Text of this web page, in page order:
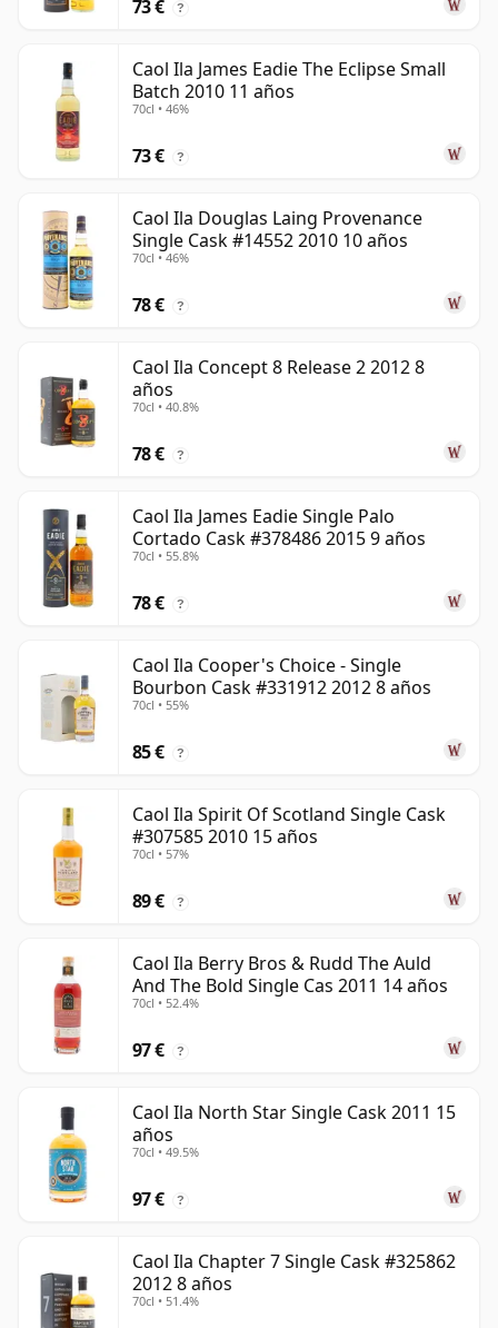
73 € ?
Caol Ila James Eadie The Eclipse Small
Batch 2010 11 años
70cl • 46%
73 € ?
Caol Ila Douglas Laing Provenance
Single Cask #14552 2010 10 años
70cl • 46%
78 € ?
Caol Ila Concept 8 Release 2 2012 8
años
70cl • 40.8%
78 € ?
Caol Ila James Eadie Single Palo
Cortado Cask #378486 2015 9 años
70cl • 55.8%
78 € ?
Caol Ila Cooper's Choice - Single
Bourbon Cask #331912 2012 8 años
70cl • 55%
85 € ?
Caol Ila Spirit Of Scotland Single Cask
#307585 2010 15 años
70cl • 57%
89 € ?
Caol Ila Berry Bros & Rudd The Auld
And The Bold Single Cas 2011 14 años
70cl • 52.4%
97 € ?
Caol Ila North Star Single Cask 2011 15
años
70cl • 49.5%
97 € ?
Caol Ila Chapter 7 Single Cask #325862
2012 8 años
70cl • 51.4%